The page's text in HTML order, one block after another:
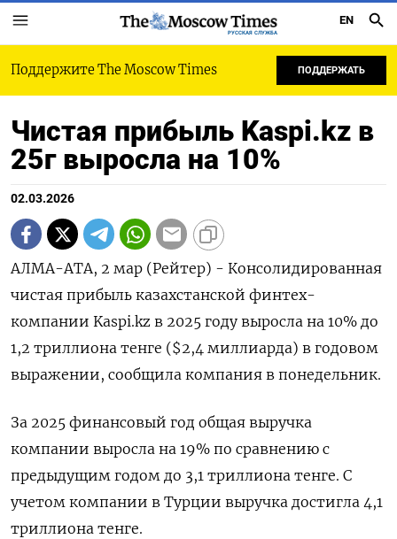
РУССКАЯ СЛУЖБА
EN
Поддержите The Moscow Times ПОДДЕРЖАТЬ
Чистая прибыль Kaspi.kz в
25г выросла на 10%
02.03.2026
АЛМА-АТА, 2 мар (Рейтер) - Консолидированная
чистая прибыль казахстанской финтех-
компании Kaspi.kz в ‌2025 году выросла на 10% до
1,2 триллиона тенге ($2,4 ​миллиарда) ​в годовом
выражении, ​сообщила компания ⁠в понедельник.
За ‌2025 финансовый ‌год общая выручка
компании выросла на ​19% по сравнению ‌с
предыдущим годом до ​3,1 триллиона тенге. С
‌учетом компании в Турции выручка достигла 4,1
триллиона ​тенге.